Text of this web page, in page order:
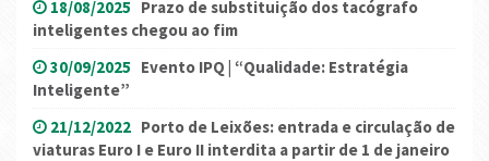
18/08/2025 Prazo de substituição dos tacógrafo
inteligentes chegou ao fim
30/09/2025 Evento IPQ | “Qualidade: Estratégia
Inteligente”
21/12/2022 Porto de Leixões: entrada e circulação de
viaturas Euro I e Euro II interdita a partir de 1 de janeiro